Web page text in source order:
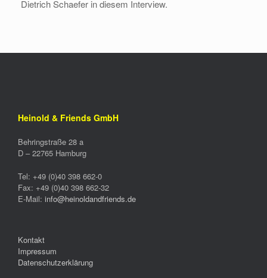
Dietrich Schaefer in diesem Interview.
Heinold & Friends GmbH
Behringstraße 28 a
D –22765 Hamburg
Tel: +49 (0)40 398 662-0
Fax: +49 (0)40 398 662-32
E-Mail: info@heinoldandfriends.de
Kontakt
Impressum
Datenschutzerklärung